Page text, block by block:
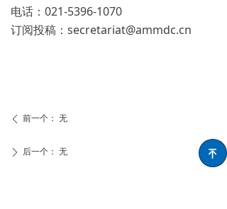
电话：021-5396-1070
订阅投稿：secretariat@ammdc.cn
ꄴ 前一个： 无
ꄲ 后一个： 无 녠